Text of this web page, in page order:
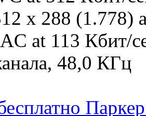
x 288 (1.778)
at 113 Кбит/
48,0 КГц